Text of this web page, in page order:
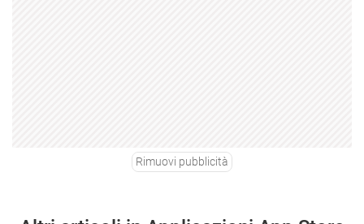
Rimuovi pubblicità